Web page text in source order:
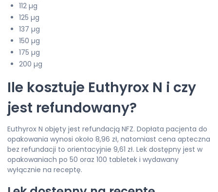
112 µg
125 µg
137 µg
150 µg
175 µg
200 µg
Ile kosztuje Euthyrox N i czy
jest refundowany?
Euthyrox N objęty jest refundacją NFZ. Dopłata pacjenta do
opakowania wynosi około 8,96 zł, natomiast cena apteczna
bez refundacji to orientacyjnie 9,61 zł. Lek dostępny jest w
opakowaniach po 50 oraz 100 tabletek i wydawany
wyłącznie na receptę.